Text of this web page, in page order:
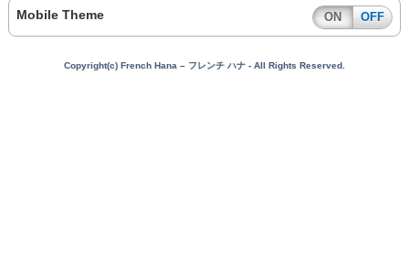
Mobile Theme ON OFF
Copyright(c) French Hana – フレンチ ハナ - All Rights Reserved.